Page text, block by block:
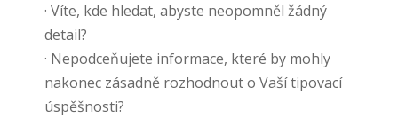
· Víte, kde hledat, abyste neopomněl žádný
detail?
· Nepodceňujete informace, které by mohly
nakonec zásadně rozhodnout o Vaší tipovací
úspěšnosti?